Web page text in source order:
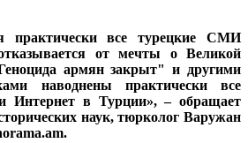
практически все турецкие СМИ
от мечты о Великой
армян закрыт" и другими
наводнены практически все
Интернет в Турции», – обращает
наук, тюрколог Варужан